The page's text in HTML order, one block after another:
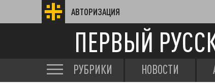
АВТОРИЗАЦИЯ
ПЕРВЫЙ
РУБРИКИ НОВОСТИ